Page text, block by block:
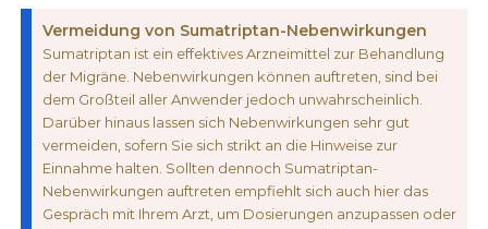
Vermeidung von Sumatriptan-Nebenwirkungen
Sumatriptan ist ein effektives Arzneimittel zur Behandlung
der Migräne. Nebenwirkungen können auftreten, sind bei
dem Großteil aller Anwender jedoch unwahrscheinlich.
Darüber hinaus lassen sich Nebenwirkungen sehr gut
vermeiden, sofern Sie sich strikt an die Hinweise zur
Einnahme halten. Sollten dennoch Sumatriptan-
Nebenwirkungen auftreten empfiehlt sich auch hier das
Gespräch mit Ihrem Arzt, um Dosierungen anzupassen oder